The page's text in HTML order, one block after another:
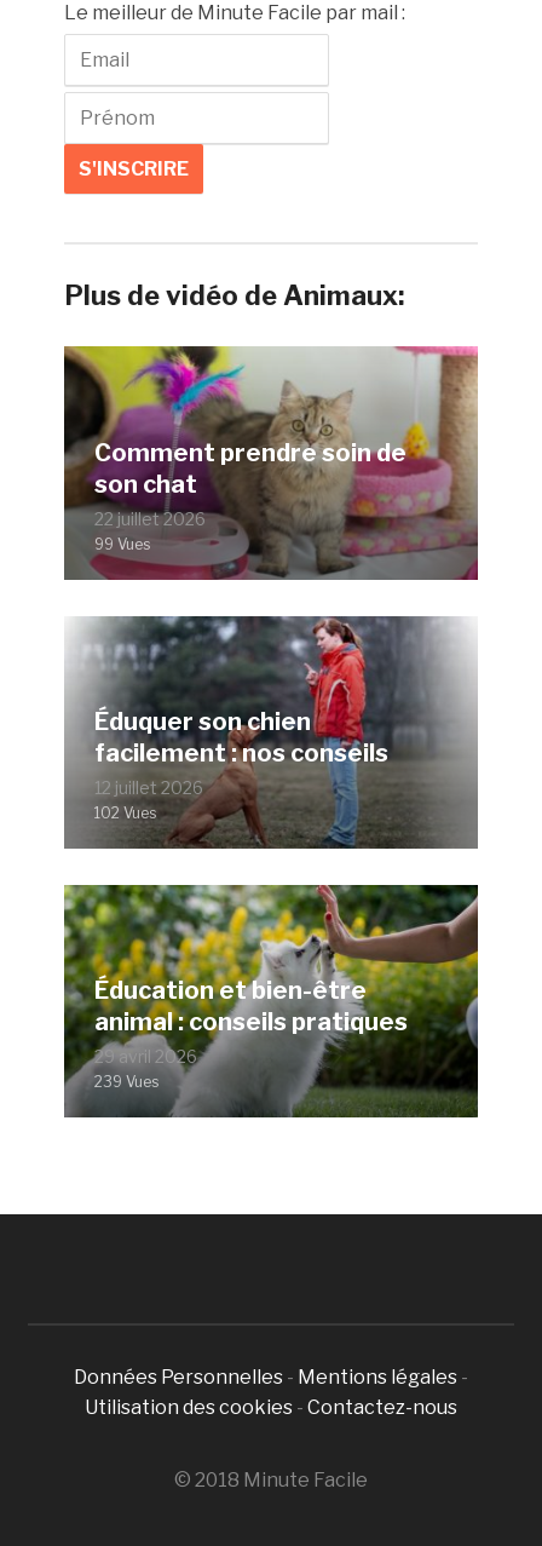
Le meilleur de Minute Facile par mail :
Plus de vidéo de Animaux:
Comment prendre soin de
son chat
22 juillet 2026
99 Vues
Éduquer son chien
facilement : nos conseils
12 juillet 2026
102 Vues
Éducation et bien-être
animal : conseils pratiques
29 avril 2026
239 Vues
Données Personnelles - Mentions légales -
Utilisation des cookies - Contactez-nous
© 2018 Minute Facile